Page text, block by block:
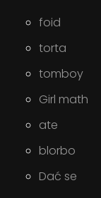
foid
torta
tomboy
Girl math
ate
blorbo
Dać se